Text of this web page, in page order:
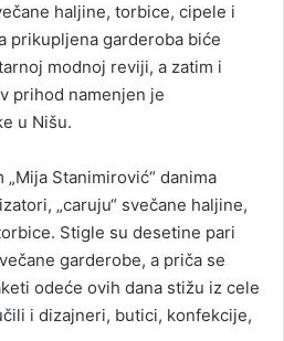
haljine, torbice, cipele i
prikupljena garderoba biće
modnoj reviji, a zatim i
prihod namenjen je
u Nišu.
Stanimirović“ danima
„caruju“ svečane haljine,
Stigle su desetine pari
garderobe, a priča se
odeće ovih dana stižu iz cele
i dizajneri, butici, konfekcije,